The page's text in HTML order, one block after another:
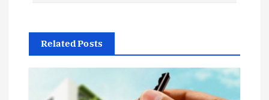
г
а
Related Posts